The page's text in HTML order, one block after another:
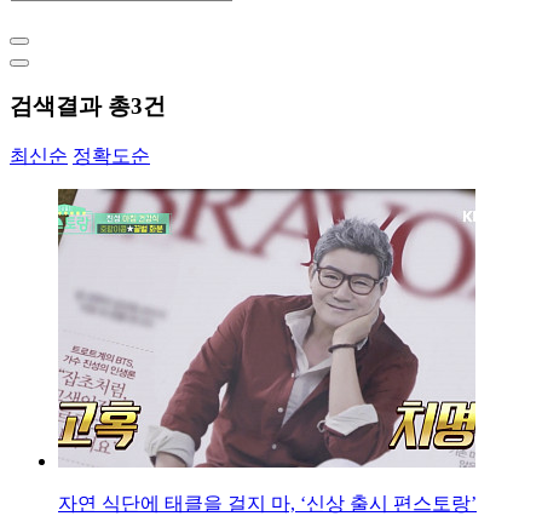
검색결과 총3건
최신순 정확도순
자연 식단에 태클을 걸지 마, ‘신상 출시 편스토랑’